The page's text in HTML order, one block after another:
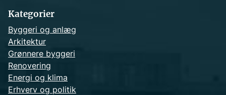
Kategorier
Byggeri og anlæg
Arkitektur
Grønnere byggeri
Renovering
Energi og klima
Erhverv og politik